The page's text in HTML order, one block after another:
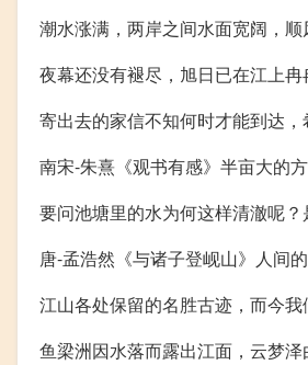
潮水涨满，两岸之间水面宽阔，顺
夜幕还没有褪尽，旭日已在江上
寄出去的家信不知何时才能到达，
南宋-朱熹《观书有感》半亩大的
要问池塘里的水为何这样清澈呢
唐-孟浩然《与诸子登岘山》人间
江山各处保留的名胜古迹，而今我
鱼梁洲因水落而露出江面，云梦泽